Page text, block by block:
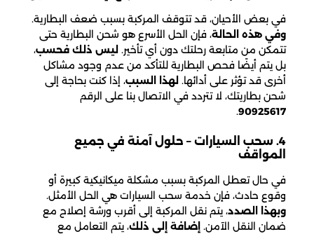
في بعض الأحيان، قد تتوقف المركبة بسبب ضعف البطارية.
وفي هذه الحالة، فإن الحل الأسرع هو شحن البطارية حتى
تتمكن من متابعة رحلتك دون أي تأخير. ليس ذلك فحسب،
بل يتم أيضًا فحص البطارية للتأكد من عدم وجود مشاكل
أخرى قد تؤثر على أدائها. لهذا السبب، إذا كنت بحاجة إلى
شحن بطاريتك، لا تتردد في الاتصال بنا على الرقم
90925617
.
4. سحب السيارات – حلول آمنة في جميع
المواقف
في حال تعطل المركبة بسبب مشكلة ميكانيكية كبيرة أو
وقوع حادث، فإن خدمة سحب السيارات هي الحل الأمثل.
وبهذا الصدد، يتم نقل المركبة إلى أقرب ورشة إصلاح مع
ضمان النقل الآمن. إضافة إلى ذلك، يتم التعامل مع